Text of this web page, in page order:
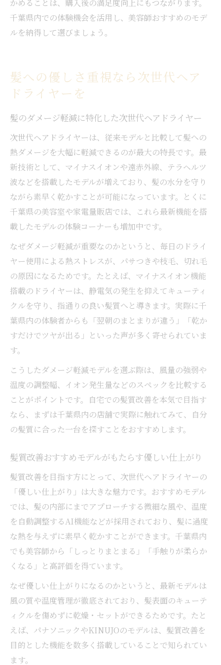
かめることは、購入後の満足度向上にもつながります。
千葉県内での体験機会を活用し、美容師おすすめのモデ
ルを納得して選びましょう。
髪への優しさ重視なら次世代ヘア
ドライヤーを
髪のダメージ軽減に特化した次世代ヘアドライヤー
次世代ヘアドライヤーは、従来モデルと比較して髪への
熱ダメージを大幅に軽減できるのが最大の特長です。最
新技術として、マイナスイオンや遠赤外線、テラヘルツ
波などを搭載したモデルが増えており、髪の水分を守り
ながら素早く乾かすことが可能になっています。とくに
千葉県の美容室や家電量販店では、これら最新機能を搭
載したモデルの体験コーナーも増加中です。
なぜダメージ軽減が重要なのかというと、毎日のドライ
ヤー使用による熱ストレスが、パサつきや枝毛、切れ毛
の原因になるためです。たとえば、マイナスイオン機能
搭載のドライヤーは、静電気の発生を抑えてキューティ
クルを守り、指通りの良い髪質へと導きます。実際に千
葉県内の体験者からも「翌朝のまとまりが違う」「乾か
すだけでツヤが出る」といった声が多く寄せられていま
す。
こうしたダメージ軽減モデルを選ぶ際は、風量の強弱や
温度の調整幅、イオン発生量などのスペックを比較する
ことがポイントです。自宅での髪質改善を本気で目指す
なら、まずは千葉県内の店舗で実際に触れてみて、自分
の髪質に合った一台を探すことをおすすめします。
髪質改善おすすめモデルがもたらす優しい仕上がり
髪質改善を目指す方にとって、次世代ヘアドライヤーの
「優しい仕上がり」は大きな魅力です。おすすめモデル
では、髪の内部にまでアプローチする微細な風や、温度
を自動調整するAI機能などが採用されており、髪に過度
な熱を与えずに素早く乾かすことができます。千葉県内
でも美容師から「しっとりまとまる」「手触りが柔らか
くなる」と高評価を得ています。
なぜ優しい仕上がりになるのかというと、最新モデルは
風の質や温度管理が徹底されており、髪表面のキューテ
ィクルを傷めずに乾燥・セットができるためです。たと
えば、パナソニックやKINUJOのモデルは、髪質改善を
目的とした機能を数多く搭載していることで知られてい
ます。